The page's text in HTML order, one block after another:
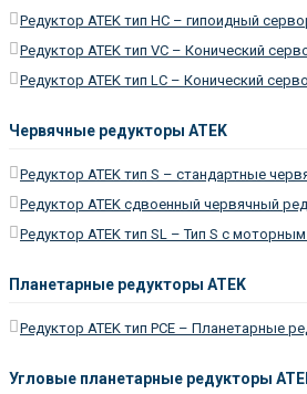
Редуктор ATEK тип HC – гипоидный
Редуктор ATEK тип VC – Конический
Редуктор ATEK тип LC – Конический
Червячные редукторы ATEK
Редуктор ATEK тип S – стандартные
Редуктор ATEK сдвоенный червячный
Редуктор ATEK тип SL – Тип S с
Планетарные редукторы ATEK
Редуктор ATEK тип PCE – Планетарные
Угловые планетарные редукторы